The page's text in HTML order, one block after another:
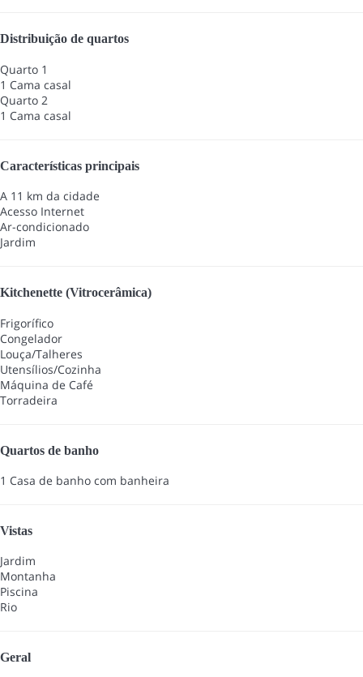
Distribuição de quartos
Quarto 1
1 Cama casal
Quarto 2
1 Cama casal
Características principais
A 11 km da cidade
Acesso Internet
Ar-condicionado
Jardim
Kitchenette (Vitrocerâmica)
Frigorífico
Congelador
Louça/Talheres
Utensílios/Cozinha
Máquina de Café
Torradeira
Quartos de banho
1 Casa de banho com banheira
Vistas
Jardim
Montanha
Piscina
Rio
Geral